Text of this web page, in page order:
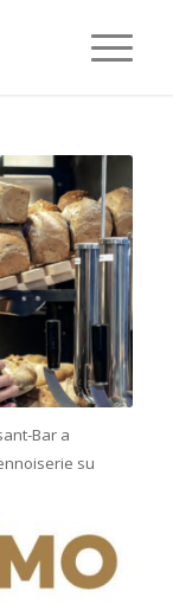
Bar a
su